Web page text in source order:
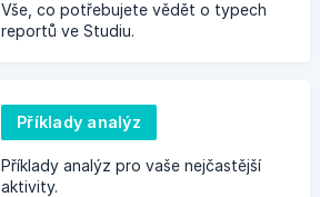
Vše, co potřebujete vědět o typech
reportů ve Studiu.
Příklady analýz
Příklady analýz pro vaše nejčastější
aktivity.